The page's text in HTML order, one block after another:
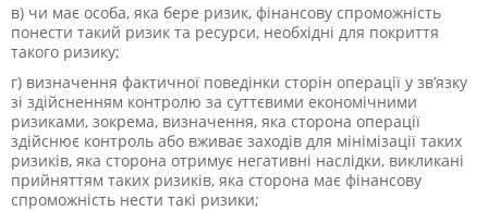
в) чи має особа, яка бере ризик, фінансову спроможність
понести такий ризик та ресурси, необхідні для покриття
такого ризику;
г) визначення фактичної поведінки сторін операції у зв’язку
зі здійсненням контролю за суттєвими економічними
ризиками, зокрема, визначення, яка сторона операції
здійснює контроль або вживає заходів для мінімізації таких
ризиків, яка сторона отримує негативні наслідки, викликані
прийняттям таких ризиків, яка сторона має фінансову
спроможність нести такі ризики;